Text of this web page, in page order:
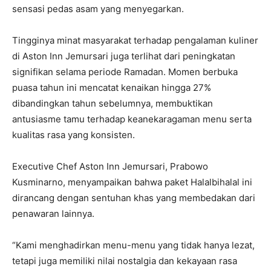
sensasi pedas asam yang menyegarkan.
Tingginya minat masyarakat terhadap pengalaman kuliner
di Aston Inn Jemursari juga terlihat dari peningkatan
signifikan selama periode Ramadan. Momen berbuka
puasa tahun ini mencatat kenaikan hingga 27%
dibandingkan tahun sebelumnya, membuktikan
antusiasme tamu terhadap keanekaragaman menu serta
kualitas rasa yang konsisten.
Executive Chef Aston Inn Jemursari, Prabowo
Kusminarno, menyampaikan bahwa paket Halalbihalal ini
dirancang dengan sentuhan khas yang membedakan dari
penawaran lainnya.
“Kami menghadirkan menu-menu yang tidak hanya lezat,
tetapi juga memiliki nilai nostalgia dan kekayaan rasa